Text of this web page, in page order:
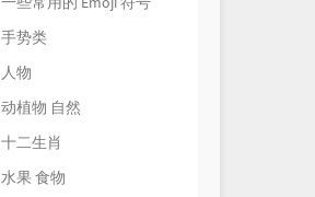
手势类
人物
动植物 自然
十二生肖
水果 食物